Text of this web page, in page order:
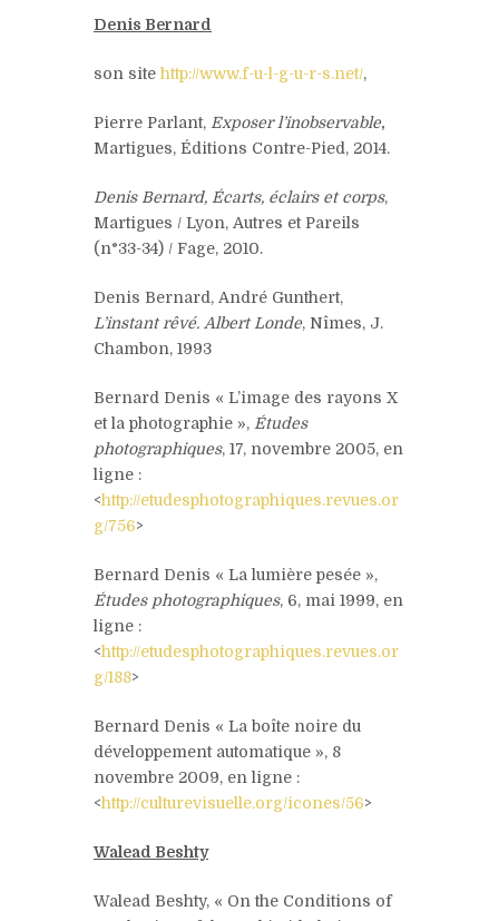
Denis Bernard
son site http://www.f-u-l-g-u-r-s.net/,
Pierre Parlant, Exposer l’inobservable,
Martigues, Éditions Contre-Pied, 2014.
Denis Bernard, Écarts, éclairs et corps,
Martigues / Lyon, Autres et Pareils
(n°33-34) / Fage, 2010.
Denis Bernard, André Gunthert,
L’instant rêvé. Albert Londe, Nîmes, J.
Chambon, 1993
Bernard Denis « L’image des rayons X
et la photographie », Études
photographiques, 17, novembre 2005, en
ligne :
<http://etudesphotographiques.revues.or
g/756>
Bernard Denis « La lumière pesée »,
Études photographiques, 6, mai 1999, en
ligne :
<http://etudesphotographiques.revues.or
g/188>
Bernard Denis « La boîte noire du
développement automatique », 8
novembre 2009, en ligne :
<http://culturevisuelle.org/icones/56>
Walead Beshty
Walead Beshty, « On the Conditions of